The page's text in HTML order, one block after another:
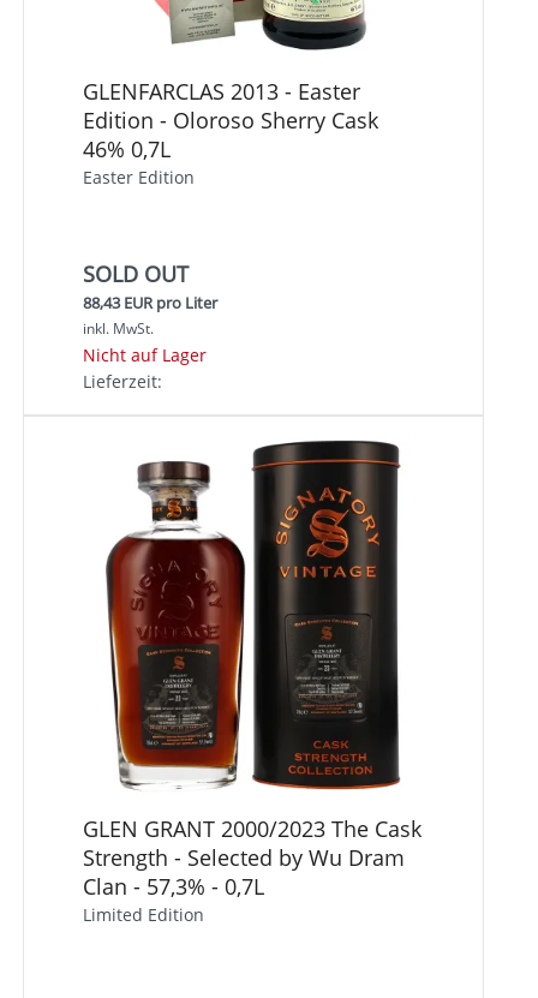
GLENFARCLAS 2013 - Easter
Edition - Oloroso Sherry Cask
46% 0,7L
Easter Edition
SOLD OUT
88,43 EUR pro Liter
inkl. MwSt.
Nicht auf Lager
Lieferzeit:
GLEN GRANT 2000/2023 The Cask
Strength - Selected by Wu Dram
Clan - 57,3% - 0,7L
Limited Edition